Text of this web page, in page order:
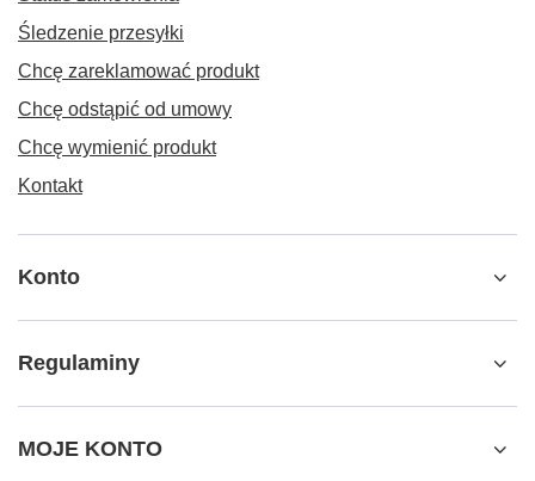
Śledzenie przesyłki
Chcę zareklamować produkt
Chcę odstąpić od umowy
Chcę wymienić produkt
Kontakt
Konto
Regulaminy
MOJE KONTO